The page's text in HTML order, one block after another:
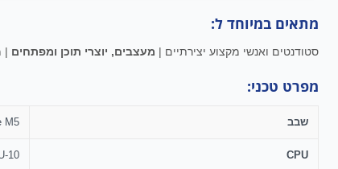
מתאים במיוחד ל:
סטודנטים ואנשי מקצוע יצירתיים | מעצבים, יוצרי תוכן ומפתחים |
מפרט טכני:
שבב M5
CPU
10-Core CPU